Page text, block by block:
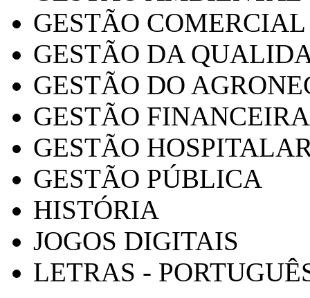
GESTÃO COMERCIAL
GESTÃO DA
GESTÃO DO
GESTÃO FINANCEIRA
GESTÃO
GESTÃO PÚBLICA
HISTÓRIA
JOGOS DIGITAIS
LETRAS -